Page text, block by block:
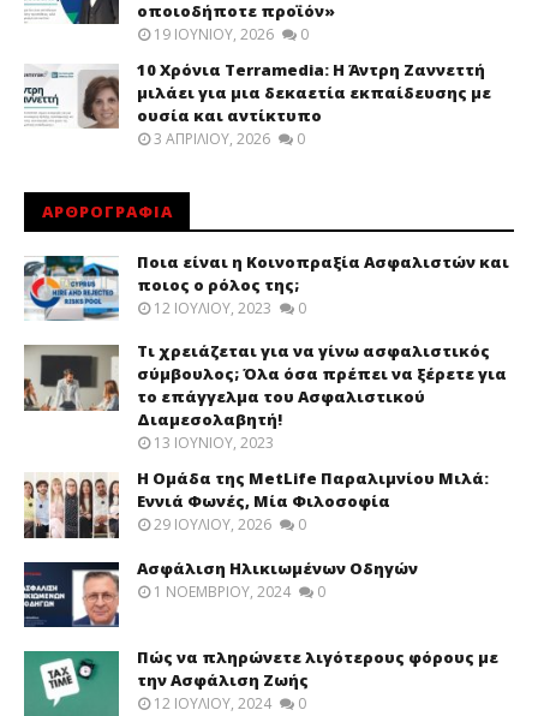
οποιοδήποτε προϊόν»
19 ΙΟΥΝΊΟΥ, 2026 0
10 Χρόνια Terramedia: Η Άντρη Ζαννεττή
μιλάει για μια δεκαετία εκπαίδευσης με
ουσία και αντίκτυπο
3 ΑΠΡΙΛΊΟΥ, 2026 0
ΑΡΘΡΟΓΡΑΦΙΑ
Ποια είναι η Κοινοπραξία Ασφαλιστών και
ποιος ο ρόλος της;
12 ΙΟΥΛΊΟΥ, 2023 0
Τι χρειάζεται για να γίνω ασφαλιστικός
σύμβουλος; Όλα όσα πρέπει να ξέρετε για
το επάγγελμα του Ασφαλιστικού
Διαμεσολαβητή!
13 ΙΟΥΝΊΟΥ, 2023
Η Ομάδα της MetLife Παραλιμνίου Μιλά:
Εννιά Φωνές, Μία Φιλοσοφία
29 ΙΟΥΛΊΟΥ, 2026 0
Ασφάλιση Ηλικιωμένων Οδηγών
1 ΝΟΕΜΒΡΊΟΥ, 2024 0
Πώς να πληρώνετε λιγότερους φόρους με
την Ασφάλιση Ζωής
12 ΙΟΥΛΊΟΥ, 2024 0